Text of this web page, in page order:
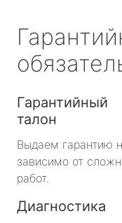
Гарантийный
талон
Выдаем гарантию
зависимо от
работ.
Диагностика